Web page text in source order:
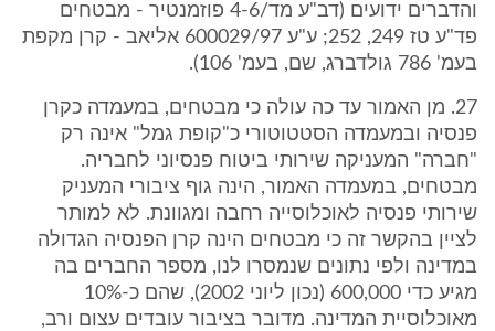
והדברים ידועים (דב"ע מד/4-6 פוזמנטיר - מבטחים
פד"ע טז 249, 252; ע"ע 600029/97 אליאב - קרן מקפת
בעמ' 786 גולדברג, שם, בעמ' 106).
27. מן האמור עד כה עולה כי מבטחים, במעמדה כקרן
פנסיה ובמעמדה הסטטוטורי כ"קופת גמל" אינה רק
"חברה" המעניקה שירותי ביטוח פנסיוני לחבריה.
מבטחים, במעמדה האמור, הינה גוף ציבורי המעניק
שירותי פנסיה לאוכלוסייה רחבה ומגוונת. לא למותר
לציין בהקשר זה כי מבטחים הינה קרן הפנסיה הגדולה
במדינה ולפי נתונים שנמסרו לנו, מספר החברים בה
מגיע כדי 600,000 (נכון ליוני 2002), שהם כ-10%
מאוכלוסיית המדינה. מדובר בציבור עובדים עצום ורב,